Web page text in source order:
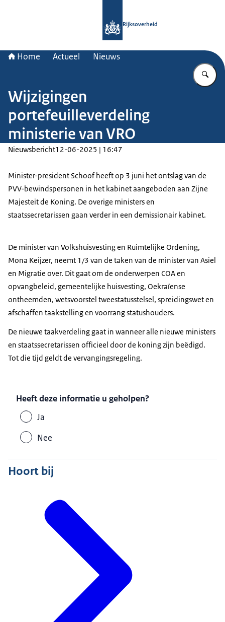
Rijksoverheid
Home Actueel Nieuws
Wijzigingen
portefeuilleverdeling
ministerie van VRO
Nieuwsbericht12-06-2025 | 16:47
Minister-president Schoof heeft op 3 juni het ontslag van de
PVV-bewindspersonen in het kabinet aangeboden aan Zijne
Majesteit de Koning. De overige ministers en
staatssecretarissen gaan verder in een demissionair kabinet.
De minister van Volkshuisvesting en Ruimtelijke Ordening,
Mona Keijzer, neemt 1/3 van de taken van de minister van Asiel
en Migratie over. Dit gaat om de onderwerpen COA en
opvangbeleid, gemeentelijke huisvesting, Oekraïense
ontheemden, wetsvoorstel tweestatusstelsel, spreidingswet en
afschaffen taakstelling en voorrang statushouders.
De nieuwe taakverdeling gaat in wanneer alle nieuwe ministers
en staatssecretarissen officieel door de koning zijn beëdigd.
Tot die tijd geldt de vervangingsregeling.
Heeft deze informatie u geholpen?
Ja
Nee
Hoort bij